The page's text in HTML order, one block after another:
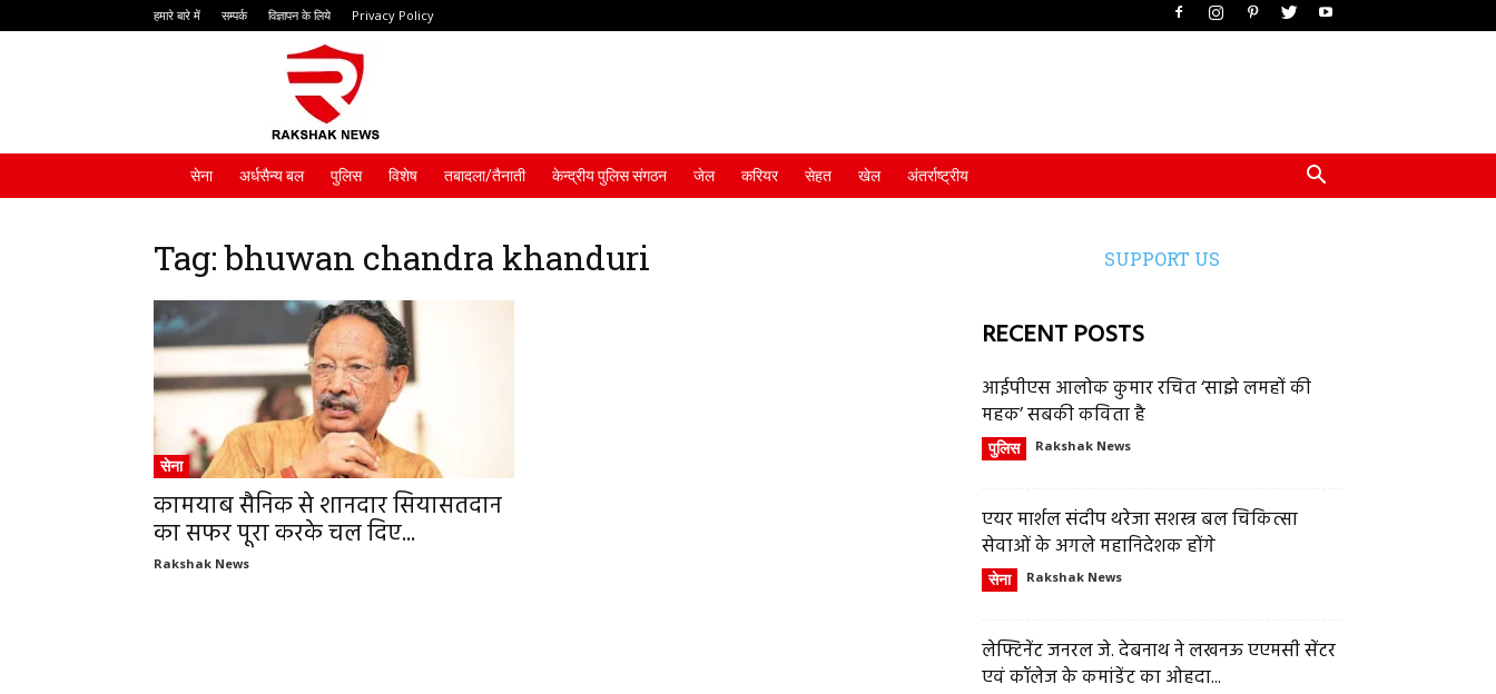
हमारे बारे में सम्पर्क विज्ञापन के लिये Privacy Policy
सेना अर्धसैन्य बल पुलिस विशेष तबादला/तैनाती केन्द्रीय पुलिस संगठन जेल करियर सेहत खेल अंतर्राष्ट्रीय
Tag: bhuwan chandra khanduri
सेना
कामयाब सैनिक से शानदार सियासतदान
का सफर पूरा करके चल दिए...
Rakshak News
SUPPORT US
RECENT POSTS
आईपीएस आलोक कुमार रचित ‘साझे लमहों की
महक’ सबकी कविता है
पुलिस Rakshak News
एयर मार्शल संदीप थरेजा सशस्त्र बल चिकित्सा
सेवाओं के अगले महानिदेशक होंगे
सेना Rakshak News
लेफ्टिनेंट जनरल जे. देबनाथ ने लखनऊ एएमसी सेंटर
एवं कॉलेज के कमांडेंट का ओहदा...